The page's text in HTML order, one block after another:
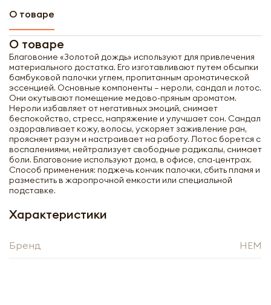
О товаре
О товаре
Благовоние «Золотой дождь» используют для привлечения
материального достатка. Его изготавливают путем обсыпки
бамбуковой палочки углем, пропитанным ароматической
эссенцией. Основные компоненты – нероли, сандал и лотос.
Они окутывают помещение медово-пряным ароматом.
Нероли избавляет от негативных эмоций, снимает
беспокойство, стресс, напряжение и улучшает сон. Сандал
оздоравливает кожу, волосы, ускоряет заживление ран,
проясняет разум и настраивает на работу. Лотос борется с
воспалениями, нейтрализует свободные радикалы, снимает
боли. Благовоние используют дома, в офисе, спа-центрах.
Способ применения: поджечь кончик палочки, сбить пламя и
разместить в жаропрочной емкости или специальной
подставке.
Характеристики
Бренд HEM